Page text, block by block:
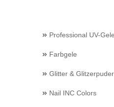
Professional UV-Gele
Farbgele
Glitter & Glitzerpuder
Nail INC Colors